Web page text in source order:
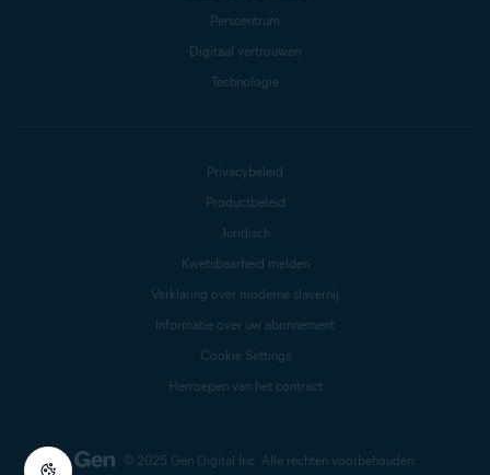
Perscentrum
Digitaal vertrouwen
Technologie
© 2025 Gen Digital Inc. Alle rechten voorbehouden.
Privacybeleid
Productbeleid
Juridisch
Kwetsbaarheid melden
Verklaring over moderne slavernij
Informatie over uw abonnement
Cookie Settings
Herroepen van het contract